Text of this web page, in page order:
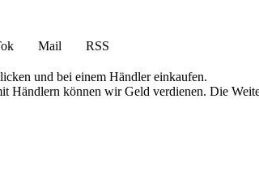
Mail
RSS
und bei einem Händler einkaufen.
können wir Geld verdienen. Die